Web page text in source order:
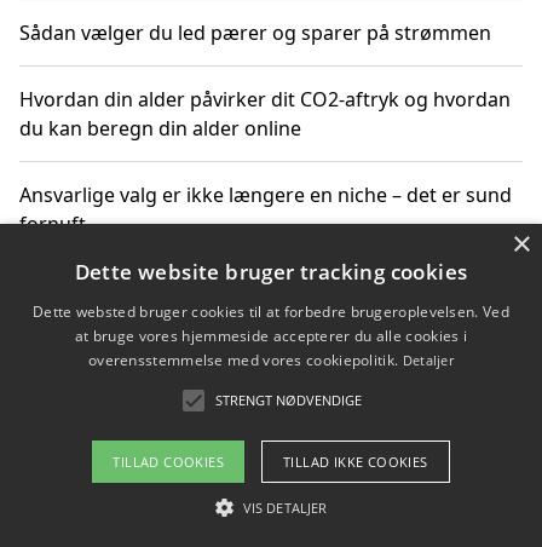
Sådan vælger du led pærer og sparer på strømmen
Hvordan din alder påvirker dit CO2-aftryk og hvordan
du kan beregn din alder online
Ansvarlige valg er ikke længere en niche – det er sund
fornuft
Sådan kan du handle bæredygtigt og bestil med
faktura
Om / kontakt
Blog Betingelser
×
Dette website bruger tracking cookies
Dette websted bruger cookies til at forbedre brugeroplevelsen. Ved
at bruge vores hjemmeside accepterer du alle cookies i
overensstemmelse med vores cookiepolitik. Detaljer
STRENGT NØDVENDIGE
TILLAD COOKIES TILLAD IKKE COOKIES
VIS DETALJER